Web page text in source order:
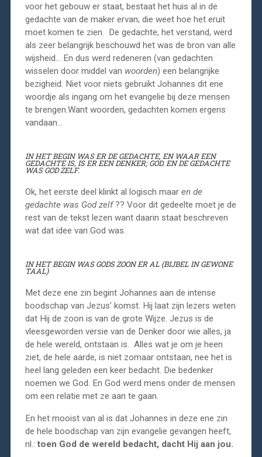
voor het gebouw er staat, bestaat het huis al in de
gedachte van de maker ervan; die weet hoe het eruit
moet komen te zien. De gedachte, het verstand, werd
als zeer belangrijk beschouwd het was de bron van alle
wijsheid… En dus werd redeneren (van gedachten
wisselen door middel van woorden) een belangrijke
bezigheid. Niet voor niets gebruikt Johannes dit ene
woordje als ingang om het evangelie bij deze mensen
te brengen.Want woorden, gedachten komen ergens
vandaan…
IN HET BEGIN WAS ER DE GEDACHTE, EN WAAR EEN
GEDACHTE IS, IS ER EEN DENKER; GOD. EN DE GEDACHTE
WAS GOD ZELF.
Ok, het eerste deel klinkt al logisch maaren de
gedachte was God zelf?? Voor dit gedeelte moet je de
rest van de tekst lezen want daarin staat beschreven
wat dat idee van God was.
IN HET BEGIN WAS GODS ZOON ER AL (BIJBEL IN GEWONE
TAAL)
Met deze ene zin begint Johannes aan de intense
boodschap van Jezus’ komst. Hij laat zijn lezers weten
dat Hij de zoon is van de grote Wijze. Jezus is de
vleesgeworden versie van de Denker door wie alles, ja
de hele wereld, ontstaan is. Alles wat je om je heen
ziet, de hele aarde, is niet zomaar ontstaan, nee het is
heel lang geleden een keer bedacht. Die bedenker
noemen we God. En God werd mens onder de mensen
om een relatie met ze aan te gaan.
En het mooist van al is dat Johannes in deze ene zin
de hele boodschap van zijn evangelie gevangen heeft,
nl.:toen God de wereld bedacht, dacht Hij aan jou.